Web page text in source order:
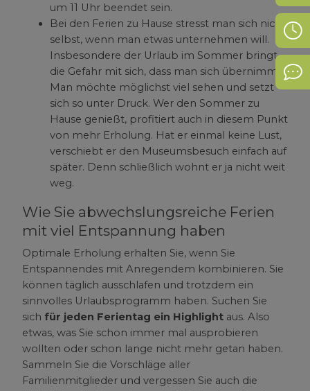
um 11 Uhr beendet sein.
Bei den Ferien zu Hause stresst man sich nicht
selbst, wenn man etwas unternehmen will.
Insbesondere der Urlaub im Sommer bringt
die Gefahr mit sich, dass man sich übernimmt.
Man möchte möglichst viel sehen und setzt
sich so unter Druck. Wer den Sommer zu
Hause genießt, profitiert auch in diesem Punkt
von mehr Erholung. Hat er einmal keine Lust,
verschiebt er den Museumsbesuch einfach auf
später. Denn schließlich wohnt er ja nicht weit
weg.
Wie Sie abwechslungsreiche Ferien
mit viel Entspannung haben
Optimale Erholung erhalten Sie, wenn Sie
Entspannendes mit Anregendem kombinieren. Sie
können täglich ausschlafen und trotzdem ein
sinnvolles Urlaubsprogramm haben. Suchen Sie
sich für jeden Ferientag ein Highlight aus. Also
etwas, was Sie schon immer mal ausprobieren
wollten oder schon lange nicht mehr getan haben.
Sammeln Sie die Vorschläge aller
Familienmitglieder und vergessen Sie auch die